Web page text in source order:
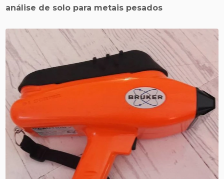
análise de solo para metais pesados